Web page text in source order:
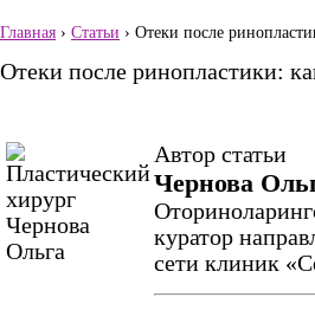
Главная › Статьи › Отеки после
Отеки после ринопластики:
Автор статьи
Чернова
куратор
сети клиник